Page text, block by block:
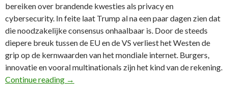
bereiken over brandende kwesties als privacy en
cybersecurity. In feite laat Trump al na een paar dagen zien dat
die noodzakelijke consensus onhaalbaar is. Door de steeds
diepere breuk tussen de EU en de VS verliest het Westen de
grip op de kernwaarden van het mondiale internet. Burgers,
innovatie en vooral multinationals zijn het kind van de rekening.
Continue reading 32e FD Column: Tijdperk Trump –
→